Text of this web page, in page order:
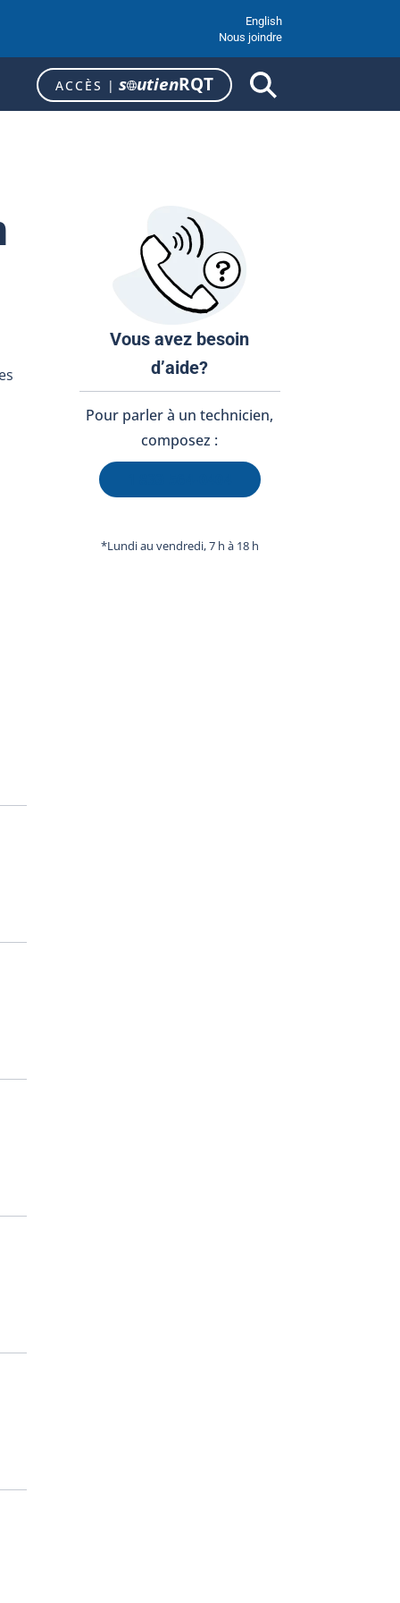
English
Nous joindre
ACCÈS | s utienRQT
Vous avez besoin
d’aide?
Pour parler à un technicien,
composez :
*Lundi au vendredi, 7 h à 18 h